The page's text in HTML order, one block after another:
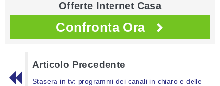
Offerte Internet Casa
Confronta Ora
Articolo Precedente
Stasera in tv: programmi dei canali in chiaro e delle